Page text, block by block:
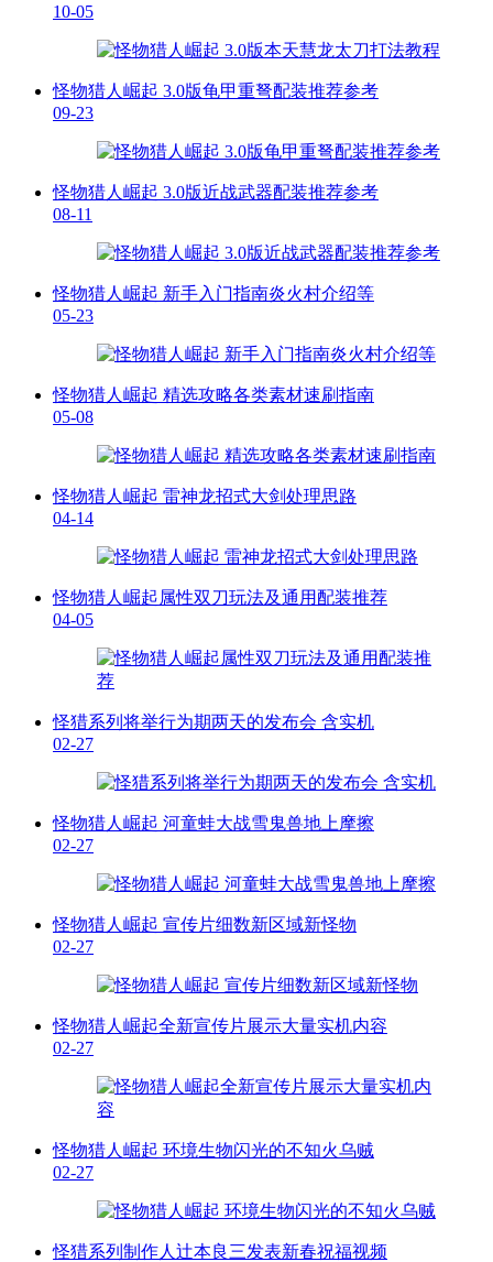
10-05
怪物猎人崛起 3.0版龟甲重弩配装推荐参考
09-23
怪物猎人崛起 3.0版近战武器配装推荐参考
08-11
怪物猎人崛起 新手入门指南炎火村介绍等
05-23
怪物猎人崛起 精选攻略各类素材速刷指南
05-08
怪物猎人崛起 雷神龙招式大剑处理思路
04-14
怪物猎人崛起属性双刀玩法及通用配装推荐
04-05
怪猎系列将举行为期两天的发布会 含实机
02-27
怪物猎人崛起 河童蛙大战雪鬼兽地上摩擦
02-27
怪物猎人崛起 宣传片细数新区域新怪物
02-27
怪物猎人崛起全新宣传片展示大量实机内容
02-27
怪物猎人崛起 环境生物闪光的不知火乌贼
02-27
怪猎系列制作人辻本良三发表新春祝福视频